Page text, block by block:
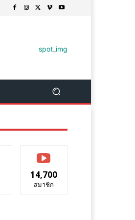
14,700
สมาชิก